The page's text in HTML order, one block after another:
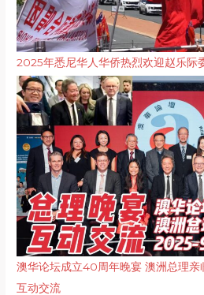
2025年悉尼华人华侨热烈欢迎赵乐际
澳华论坛成立40周年晚宴 澳洲总理亲
互动交流